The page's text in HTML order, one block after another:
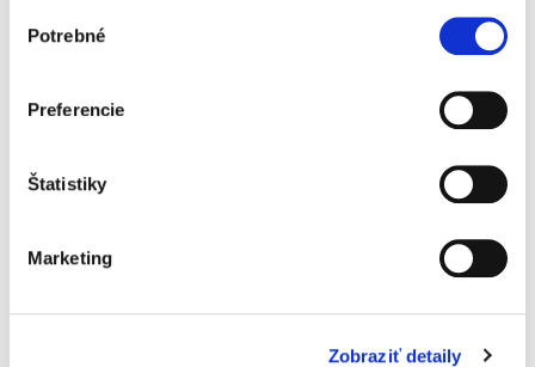
súhlasu
Potrebné
Preferencie
Štatistiky
Marketing
Zobraziť detaily
25,00 €
23,81 €
publikáciu od popredných odborníkov